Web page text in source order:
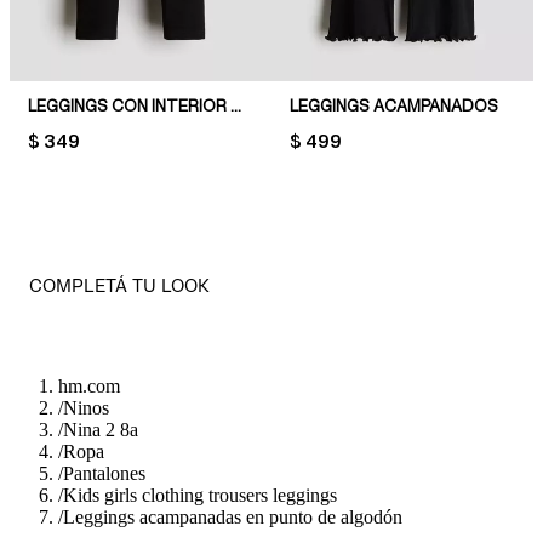
LEGGINGS CON INTERIOR CEPILLADO
PRICE:
$ 349
LEGGINGS ACAMPANADOS
PRICE:
$ 499
COMPLETÁ TU LOOK
hm.com
/Ninos
/Nina 2 8a
/Ropa
/Pantalones
/Kids girls clothing trousers leggings
/Leggings acampanadas en punto de algodón